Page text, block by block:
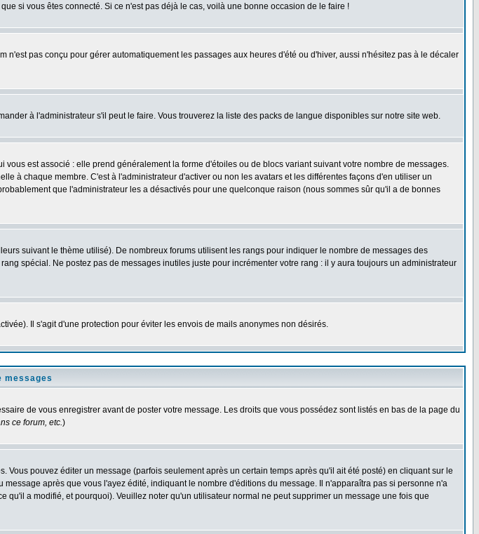
si vous êtes connecté. Si ce n'est pas déjà le cas, voilà une bonne occasion de le faire !
pas conçu pour gérer automatiquement les passages aux heures d'été ou d'hiver, aussi n'hésitez pas à le décaler
à l'administrateur s'il peut le faire. Vous trouverez la liste des packs de langue disponibles sur notre site web.
est associé : elle prend généralement la forme d'étoiles ou de blocs variant suivant votre nombre de messages.
à chaque membre. C'est à l'administrateur d'activer ou non les avatars et les différentes façons d'en utiliser un
que l'administrateur les a désactivés pour une quelconque raison (nous sommes sûr qu'il a de bonnes
suivant le thème utilisé). De nombreux forums utilisent les rangs pour indiquer le nombre de messages des
spécial. Ne postez pas de messages inutiles juste pour incrémenter votre rang : il y aura toujours un administrateur
Il s'agit d'une protection pour éviter les envois de mails anonymes non désirés.
messages
de vous enregistrer avant de poster votre message. Les droits que vous possédez sont listés en bas de la page du
ce forum, etc.)
pouvez éditer un message (parfois seulement après un certain temps après qu'il ait été posté) en cliquant sur le
après que vous l'ayez édité, indiquant le nombre d'éditions du message. Il n'apparaîtra pas si personne n'a
a modifié, et pourquoi). Veuillez noter qu'un utilisateur normal ne peut supprimer un message une fois que